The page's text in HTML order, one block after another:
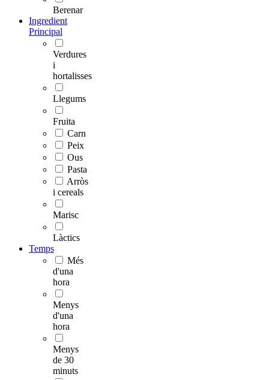
Berenar
Ingredient
Principal
Verdures
i
hortalisses
Llegums
Fruita
Carn
Peix
Ous
Pasta
Arròs
i cereals
Marisc
Làctics
Temps
Més
d'una
hora
Menys
d'una
hora
Menys
de 30
minuts